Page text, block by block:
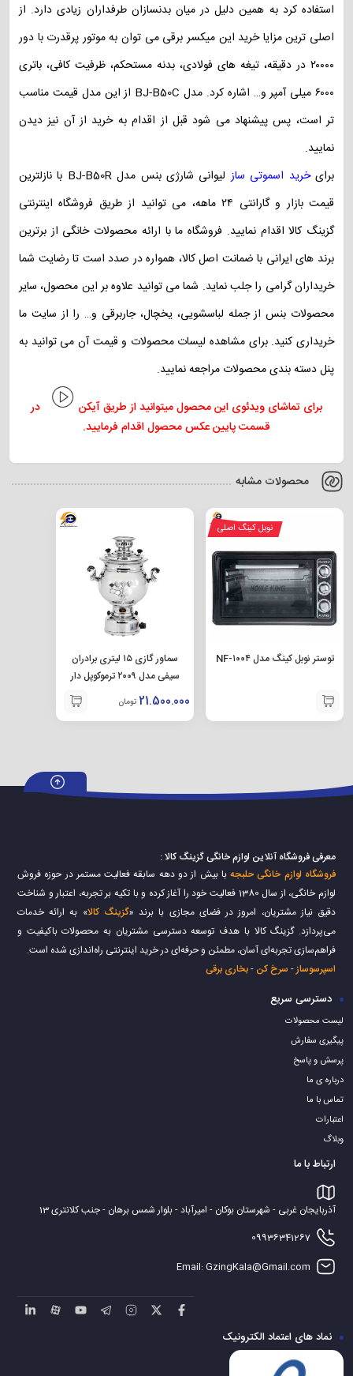
استفاده کرد به همین دلیل در میان بدنسازان طرفداران زیادی دارد. از
اصلی ترین مزایا خرید این میکسر برقی می توان به موتور پرقدرت با دور
۲۰۰۰۰ در دقیقه، تیغه های فولادی، بدنه مستحکم، ظرفیت کافی، باتری
۶۰۰۰ میلی آمپر و… اشاره کرد. مدل BJ-B50C از این مدل قیمت مناسب
تر است، پس پیشنهاد می شود قبل از اقدام به خرید از آن نیز دیدن
نمایید.
برایخرید اسموتی ساز
لیوانی شارژی بنس مدل BJ-B50R با نازلترین
قیمت بازار و گارانتی ۲۴ ماهه، می توانید از طریق فروشگاه اینترنتی
گزینگ کالا اقدام نمایید. فروشگاه ما با ارائه محصولات خانگی از برترین
برند های ایرانی با ضمانت اصل کالا، همواره در صدد است تا رضایت شما
خریداران گرامی را جلب نماید. شما می توانید علاوه بر این محصول، سایر
محصولات بنس از جمله لباسشویی، یخچال، جاربرقی و… را از سایت ما
خریداری کنید. برای مشاهده لیسات محصولات و قیمت آن می توانید به
پنل دسته بندی محصولات مراجعه نمایید.
برای تماشای ویدئوی این محصول میتوانید از طریق آیکن
در
قسمت پایین عکس محصول اقدام فرمایید.
محصولات مشابه
نوبل کینگ اصلی
توستر نوبل کینگ مدل NF-۱۰۰۴
سماور گازی ۱۵ لیتری برادران
سیفی مدل ۲۰۰۹ ترموکوپل دار
21.500.000 تومان
معرفی فروشگاه آنلاین لوازم خانگی گزینگ کالا :
فروشگاه لوازم خانگی حلبجهبا بیش از دو دهه سابقه فعالیت مستمر در حوزه فروش
لوازم خانگی، از سال 1380 فعالیت خود را آغاز کرده و با تکیه بر تجربه، اعتبار و شناخت
دقیق نیاز مشتریان، امروز در فضای مجازی با برند «گزینگ کالا» به ارائه خدمات
می‌پردازد. گزینگ کالا با هدف توسعه دسترسی مشتریان به محصولات باکیفیت و
فراهم‌سازی تجربه‌ای آسان، مطمئن و حرفه‌ای در خرید اینترنتی راه‌اندازی شده است.
اسپرسوساز- سرخ کن -بخاری برقی
دسترسی سریع
لیست محصولات
پیگیری سفارش
پرسش و پاسخ
درباره ی ما
تماس با ما
اعتبارات
وبلاگ
ارتباط با ما
آذربایجان غربی - شهرستان بوکان - امیرآباد - بلوار شمس برهان - جنب کلانتری 13
09936341267
Email: GzingKala@Gmail.com
نماد های اعتماد الکترونیک